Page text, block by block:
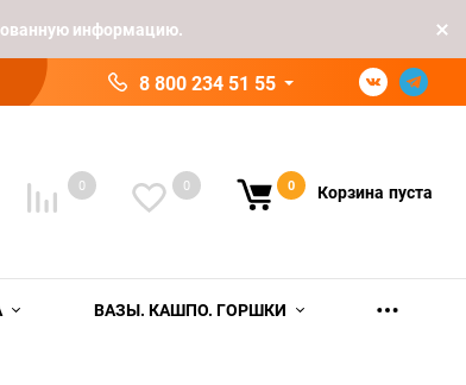
информацию.
8 800 234 51 55
0 0 0 Корзина пуста
ВАЗЫ. КАШПО. ГОРШКИ